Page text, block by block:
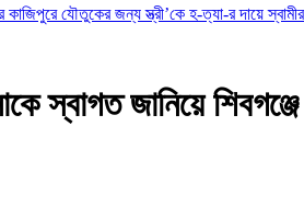
কাজিপুরে যৌতুকের জন্য স্ত্রী’কে হ-ত্যা-র দায়ে
স্বাগত জানিয়ে